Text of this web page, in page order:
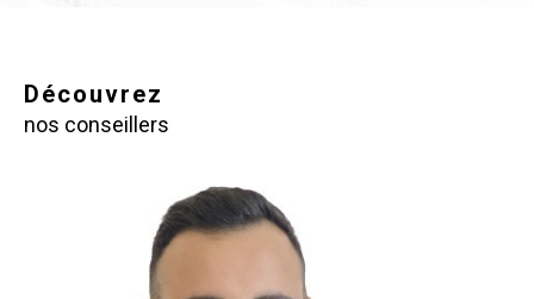
Découvrez
nos conseillers